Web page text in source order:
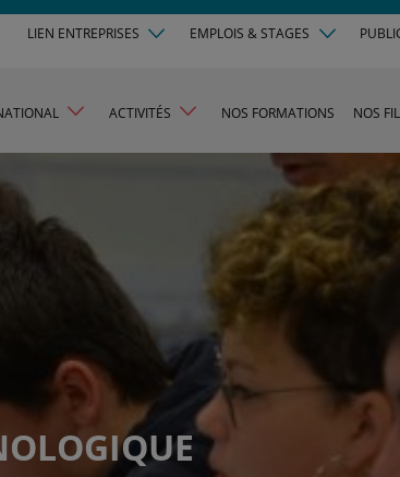
LIEN ENTREPRISES EMPLOIS & STAGES
ACTIVITÉS NOS FORMATIONS NOS